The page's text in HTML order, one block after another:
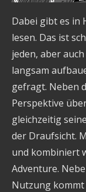
Dabei gibt es in
lesen. Das ist
jeden, aber
langsam
gefragt. Neben
Perspektive
gleichzeitig
der Draufsicht.
und kombiniert
Adventure.
Nutzung